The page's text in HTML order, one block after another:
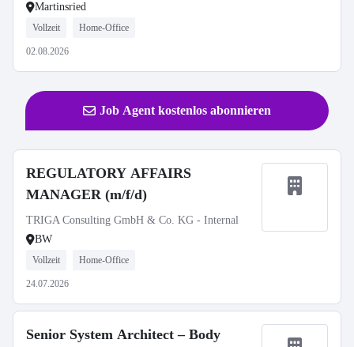
Martinsried
Vollzeit Home-Office
02.08.2026
Job Agent kostenlos abonnieren
REGULATORY AFFAIRS
MANAGER (m/f/d)
TRIGA Consulting GmbH & Co. KG - Internal
BW
Vollzeit Home-Office
24.07.2026
Senior System Architect – Body